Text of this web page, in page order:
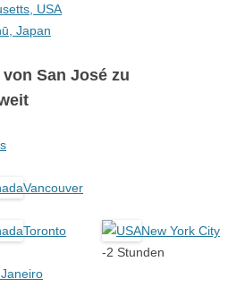
USA
Japan
San José zu
Vancouver
Toronto
New York City
-2 Stunden